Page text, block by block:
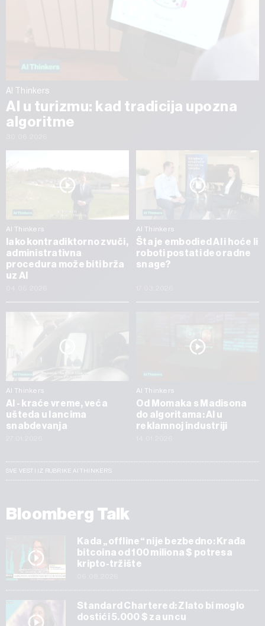
AI Thinkers
AI u turizmu: kad tradicija upozna
algoritme
AI Thinkers
Iako kontradiktorno zvuči,
administrativna
procedura može biti brža
uz AI
AI Thinkers
Šta je embodied AI i hoće li
roboti postati deo radne
snage?
AI Thinkers
AI - kraće vreme, veća
ušteda u lancima
snabdevanja
AI Thinkers
Od Momaka s Madisona
do algoritama: AI u
reklamnoj industriji
SVE VESTI IZ RUBRIKE AI THINKERS
Bloomberg Talk
Kada „offline“ nije bezbedno: Krađa
bitcoina od 100 miliona $ potresa
kripto-tržište
Standard Chartered: Zlato bi moglo
dostići 5.000 $ za uncu